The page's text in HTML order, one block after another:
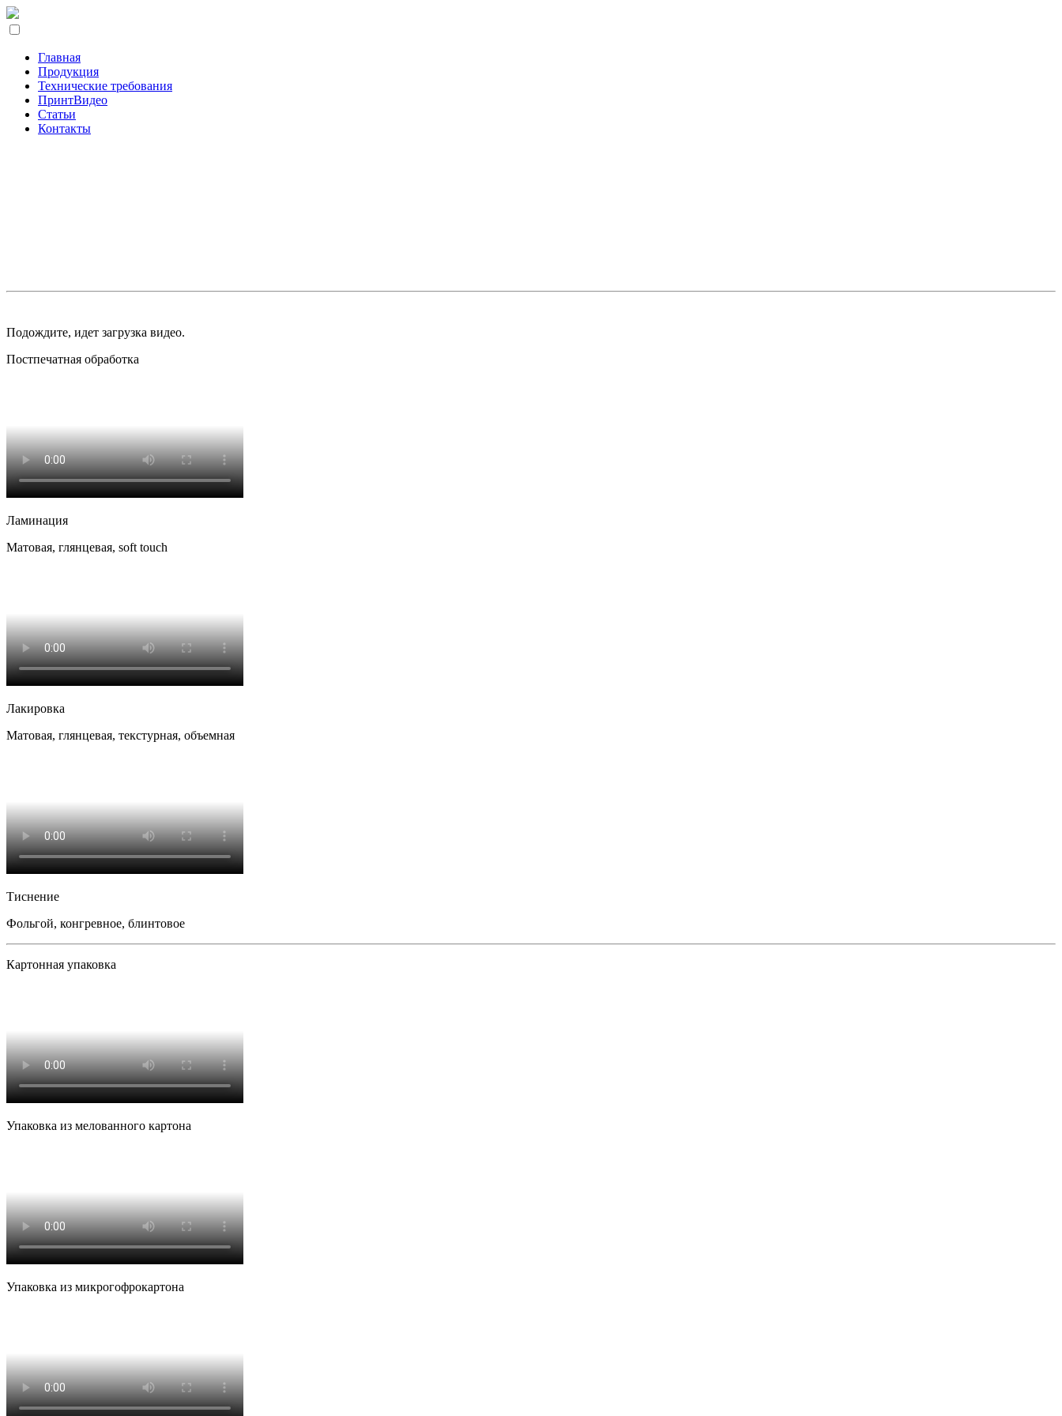
Главная
Продукция
Технические требования
ПринтВидео
Статьи
Контакты
Подождите, идет загрузка видео.
Постпечатная обработка
Ламинация
Матовая, глянцевая, soft touch
Лакировка
Матовая, глянцевая, текстурная, объемная
Тиснение
Фольгой, конгревное, блинтовое
Картонная упаковка
Упаковка из мелованного картона
Упаковка из микрогофрокартона